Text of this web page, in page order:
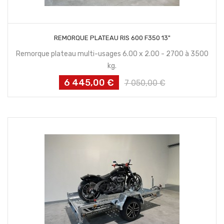
REMORQUE PLATEAU RIS 600 F350 13"
Remorque plateau multi-usages 6.00 x 2.00 - 2700 à 3500
kg.
Prix
6 445,00 €
Prix
7 050,00 €